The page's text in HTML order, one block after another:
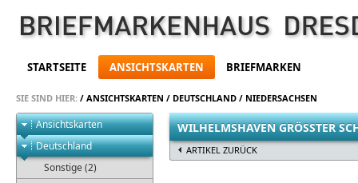
STARTSEITE ANSICHTSKARTEN BRIEFMARKEN
SIE SIND HIER: / ANSICHTSKARTEN / DEUTSCHLAND / NIEDERSACHSEN
Ansichtskarten
Deutschland
Sonstige (2)
WILHELMSHAVEN GRÖSSTER
ARTIKEL ZURÜCK